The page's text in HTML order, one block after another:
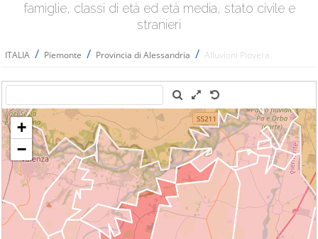
famiglie, classi di età ed età media, stato civile e
stranieri
ITALIA / Piemonte / Provincia di Alessandria / Alluvioni Piovera